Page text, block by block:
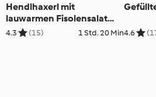
Hendlhaxerl mit
lauwarmen Fisolensalat
und Cranberrysauce
4.3 (15) 1 Std. 20 Min4.6